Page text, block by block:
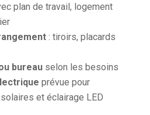
plan de travail, logement
: tiroirs, placards
bureauselon les besoins
prévue pour
et éclairage LED